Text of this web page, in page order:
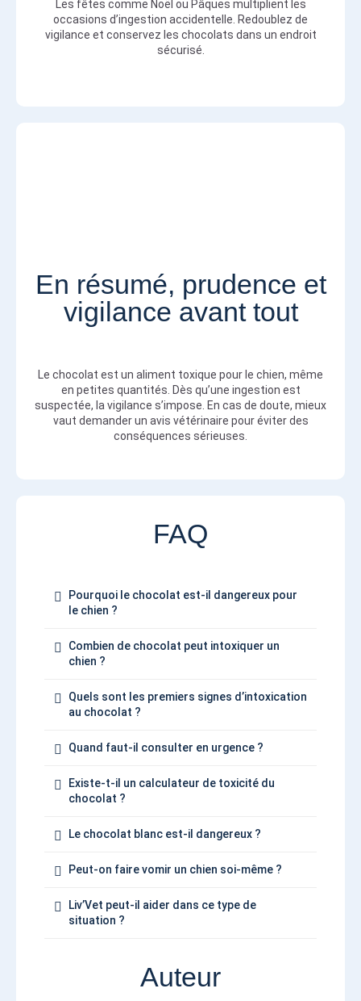
Les fêtes comme Noël ou Pâques multiplient les
occasions d’ingestion accidentelle. Redoublez de
vigilance et conservez les chocolats dans un endroit
sécurisé.
En résumé, prudence et
vigilance avant tout
Le chocolat est un aliment toxique pour le chien, même
en petites quantités. Dès qu’une ingestion est
suspectée, la vigilance s’impose. En cas de doute, mieux
vaut demander un avis vétérinaire pour éviter des
conséquences sérieuses.
FAQ
Pourquoi le chocolat est-il dangereux pour
le chien ?
Combien de chocolat peut intoxiquer un
chien ?
Quels sont les premiers signes d’intoxication
au chocolat ?
Quand faut-il consulter en urgence ?
Existe-t-il un calculateur de toxicité du
chocolat ?
Le chocolat blanc est-il dangereux ?
Peut-on faire vomir un chien soi-même ?
Liv’Vet peut-il aider dans ce type de
situation ?
Auteur